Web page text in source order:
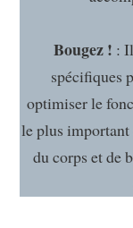
Bougez ! :
spécifiques
optimiser le
le plus important
du corps et de